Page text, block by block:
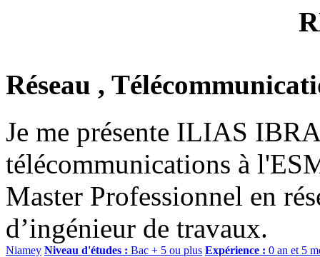
Réseau ,
Je me présente ILIAS
télécommunications à
Master Professionnel en
d’ingénieur de travaux.
Niamey Niveau d'études : Bac + 5 ou plus Expérience : 0 an et 5